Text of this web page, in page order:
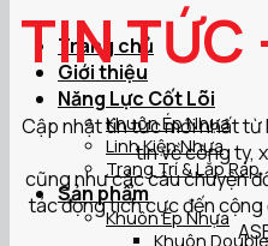
Trang chủ
Giới thiệu
Năng Lực Cốt Lõi
Khuôn Ép Nhựa
Linh Kiện Nhựa
Trang Trí & Lắp Ráp
Sản phẩm
Khuôn Ép Nhựa
Khuôn
TIN TỨC
Cập nhật tin tức mới nhất từ
tin về công ty,
cũng như các câu chuyện
tác động tích cực đến cộng